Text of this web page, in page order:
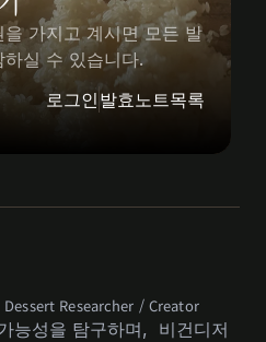
가지고 계시면 모든 발
실 수 있습니다.
로그인 발효노트목록
Researcher / Creator
능성을 탐구하며,  비건디저